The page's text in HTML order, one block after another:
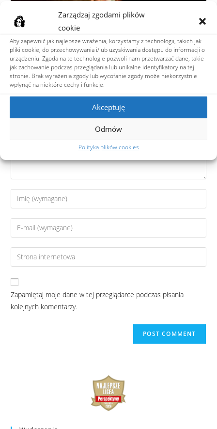
Zarządzaj zgodami plików
cookie
Aby zapewnić jak najlepsze wrażenia, korzystamy z technologii, takich jak
pliki cookie, do przechowywania i/lub uzyskiwania dostępu do informacji o
urządzeniu. Zgoda na te technologie pozwoli nam przetwarzać dane, takie
jak zachowanie podczas przeglądania lub unikalne identyfikatory na tej
stronie. Brak wyrażenia zgody lub wycofanie zgody może niekorzystnie
wpłynąć na niektóre cechy i funkcje.
Akceptuję
Odmów
Polityka plików cookies
EDYCJA VI, 2015
11 maja 2015
Dodaj komentarz
Zapamiętaj moje dane w tej przeglądarce podczas pisania
kolejnych komentarzy.